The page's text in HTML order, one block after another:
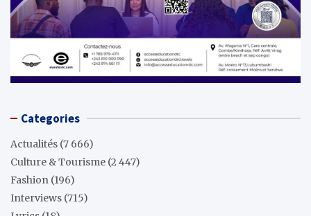
Categories
Actualités (7 666)
Culture & Tourisme (2 447)
Fashion (196)
Interviews (715)